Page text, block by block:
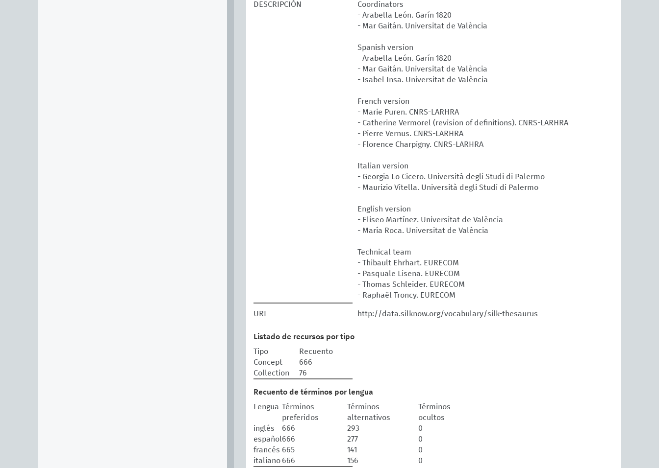
DESCRIPCIÓN
Coordinators
- Arabella León. Garín 1820
- Mar Gaitán. Universitat de València
Spanish version
- Arabella León. Garín 1820
- Mar Gaitán. Universitat de València
- Isabel Insa. Universitat de València
French version
- Marie Puren. CNRS-LARHRA
- Catherine Vermorel (revision of definitions). CNRS-LARHRA
- Pierre Vernus. CNRS-LARHRA
- Florence Charpigny. CNRS-LARHRA
Italian version
- Georgia Lo Cicero. Università degli Studi di Palermo
- Maurizio Vitella. Università degli Studi di Palermo
English version
- Eliseo Martínez. Universitat de València
- María Roca. Universitat de València
Technical team
- Thibault Ehrhart. EURECOM
- Pasquale Lisena. EURECOM
- Thomas Schleider. EURECOM
- Raphaël Troncy. EURECOM
URI http://data.silknow.org/vocabulary/silk-thesaurus
Listado de recursos por tipo
Tipo
Recuento
Concept
666
Collection
76
Recuento de términos por lengua
Lengua Términos
preferidos
Términos
alternativos
Términos
ocultos
inglés
666 293
0
español 666 277
0
francés 665 141
0
italiano 666 156 0